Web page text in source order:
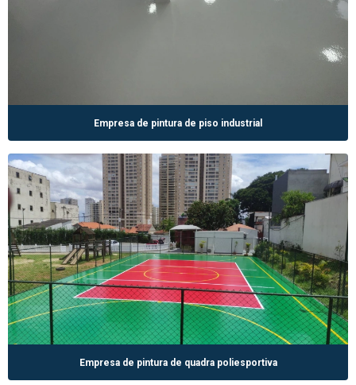
Empresa de pintura de piso industrial
Empresa de pintura de quadra poliesportiva